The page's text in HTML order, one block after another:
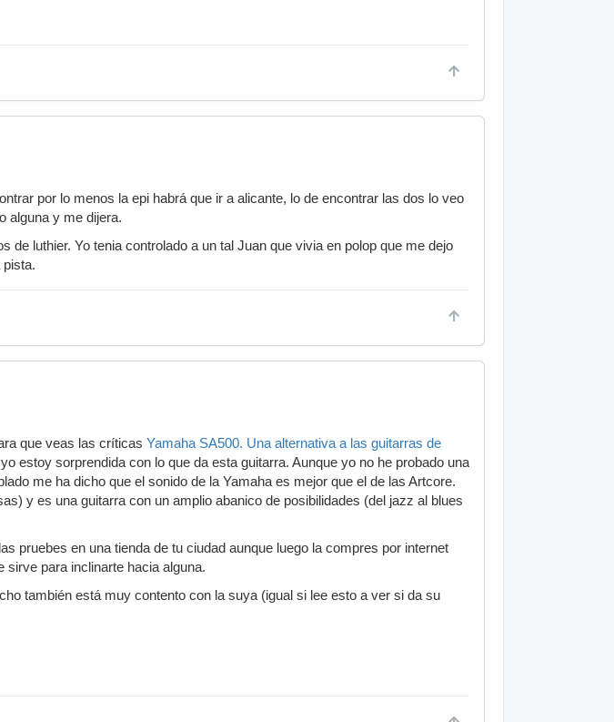
por lo menos la epi habrá que ir a alicante, lo de encontrar las dos lo veo
alguna y me dijera.
de luthier. Yo tenia controlado a un tal Juan que vivia en polop que me dejo
pista.
que veas las críticas Yamaha SA500. Una alternativa a las guitarras de
estoy sorprendida con lo que da esta guitarra. Aunque yo no he probado una
me ha dicho que el sonido de la Yamaha es mejor que el de las Artcore.
y es una guitarra con un amplio abanico de posibilidades (del jazz al blues
pruebes en una tienda de tu ciudad aunque luego la compres por internet
para inclinarte hacia alguna.
también está muy contento con la suya (igual si lee esto a ver si da su